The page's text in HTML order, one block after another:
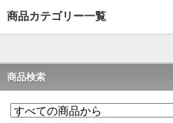
商品カテゴリー一覧
商品検索